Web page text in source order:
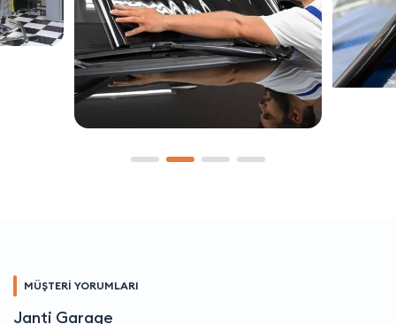
MÜŞTERİ YORUMLARI
Janti Garage